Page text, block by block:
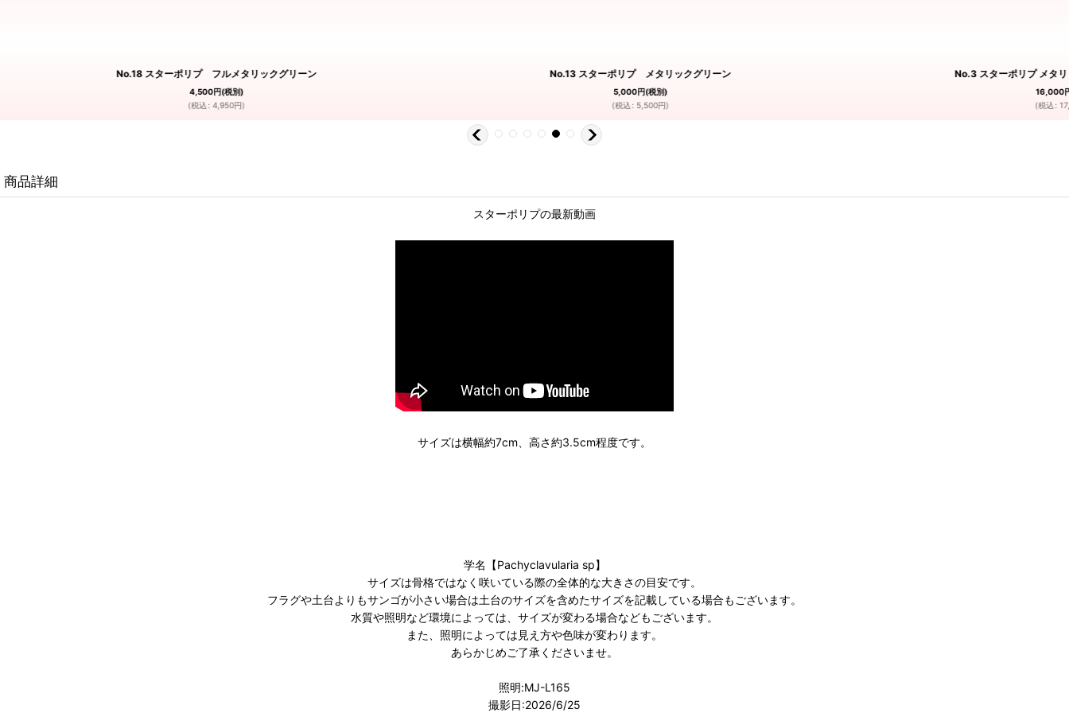
No.18 スターポリプ フルメタリックグリーン
4,500円(税別)
(税込: 4,950円)
No.13 スターポリプ メタリックグリーン
5,000円(税別)
(税込: 5,500円)
No.3 スターポリプ メタ
16,000
(税込:
商品詳細
スターポリプの最新動画
サイズは横幅約7cm、高さ約3.5cm程度です。
学名【Pachyclavularia sp】
サイズは骨格ではなく咲いている際の全体的な大きさの目安です。
フラグや土台よりもサンゴが小さい場合は土台のサイズを含めたサイズを記載している場合もございます。
水質や照明など環境によっては、サイズが変わる場合などもございます。
また、照明によっては見え方や色味が変わります。
あらかじめご了承くださいませ。
照明:MJ-L165
撮影日:2026/6/25